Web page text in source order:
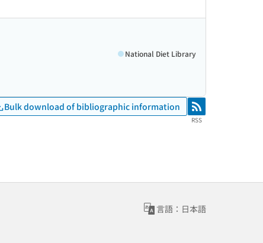
National Diet Library
Bulk download of bibliographic information RSS
RSS
言語：日本語